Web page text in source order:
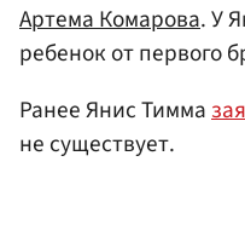
Артема Комарова. У
ребенок от первого
Ранее Янис Тимма
не существует.